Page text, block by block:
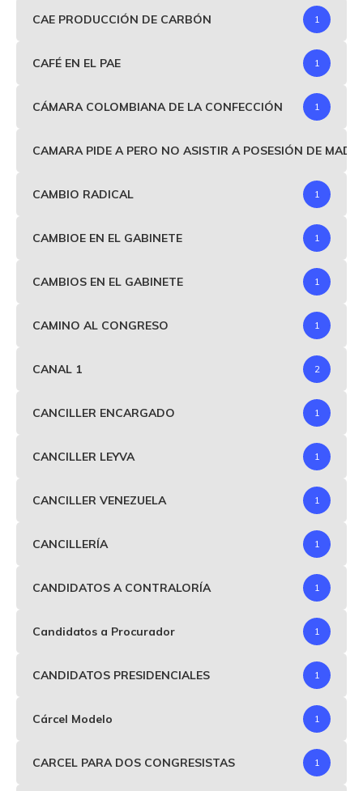
CAE PRODUCCIÓN DE CARBÓN 1
CAFÉ EN EL PAE 1
CÁMARA COLOMBIANA DE LA CONFECCIÓN 1
CAMARA PIDE A PERO NO ASISTIR A POSESIÓN DE
CAMBIO RADICAL 1
CAMBIOE EN EL GABINETE 1
CAMBIOS EN EL GABINETE 1
CAMINO AL CONGRESO 1
CANAL 1 2
CANCILLER ENCARGADO 1
CANCILLER LEYVA 1
CANCILLER VENEZUELA 1
CANCILLERÍA 1
CANDIDATOS A CONTRALORÍA 1
Candidatos a Procurador 1
CANDIDATOS PRESIDENCIALES 1
Cárcel Modelo 1
CARCEL PARA DOS CONGRESISTAS 1